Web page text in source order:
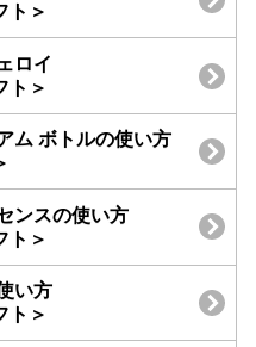
ト＞
ロイ
ト＞
ム ボトルの使い方
ンスの使い方
ト＞
い方
ト＞